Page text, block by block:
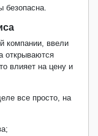
безопасна.
компании, ввели
открываются
влияет на цену и
все просто, на